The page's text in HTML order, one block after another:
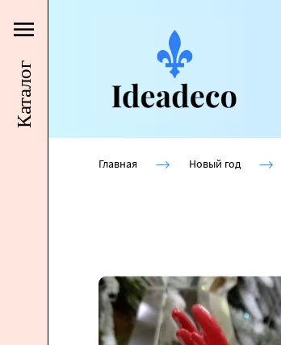
Каталог
Главная Новый год